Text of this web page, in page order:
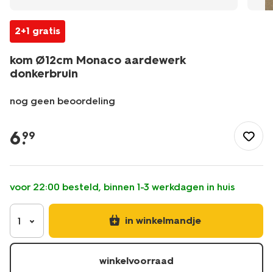
2+1 gratis
kom Ø12cm Monaco aardewerk
donkerbruin
nog geen beoordeling
tafelen/servies/kommen-
schalen/kom-
monaco-
aardewerk-
donkerbruin-
9650215.html
6.
99
voor 22:00 besteld, binnen 1-3 werkdagen in huis
1 in winkelmandje
winkelvoorraad